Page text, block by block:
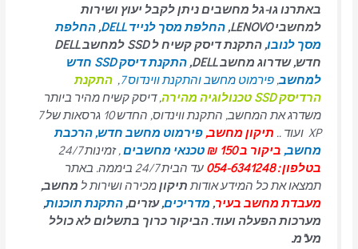
באתרנו גו-גל מחשבים ניתן לקבל יעוץ ושירות
למחשבי LENOVO,
החלפת מסך לנייד DELL ,החלפת
מסך לנובו
, התקנת דיסק קשיח ל SSD למחשב DELL
חדש, שדרוג מחשב DELL,
התקנת דיסק SSD חדש
למחשב,פירמוט מחשב והתקנת ווינדוס 7 ,התקנת
הרדיסק SSD טכנולוגיה מהירה
, דיסק קשיח מהיר ביותר
משדרג את המחשב, התקנת ווינדוס, החדש 10 גרסאות של 7
XP ועוד ..
תיקון מחשב,פירמוט מחשב חדש, הרכבת
מחשב, ביקור ב 150 ₪ טכנאי מחשבים, זמינות 24/7
בטלפון : 054-6341248
עד הבית 24/7 ביממה. באתר
תמצאו את כל המידע אודותתיקוןמכירה ושירות ל מחשב,
מעבדת מחשב בעיר, מדריכים, עזרים,התקנת תוכנות,
מערכות הפעלה ועוד. הביקור כרוך בתשלום לא כולל
מע"מ.